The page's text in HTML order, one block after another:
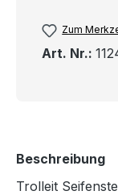
Zum
Art. Nr.:
Beschreibung
Trolleit